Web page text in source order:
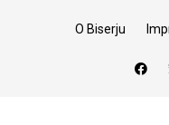
O Biserju